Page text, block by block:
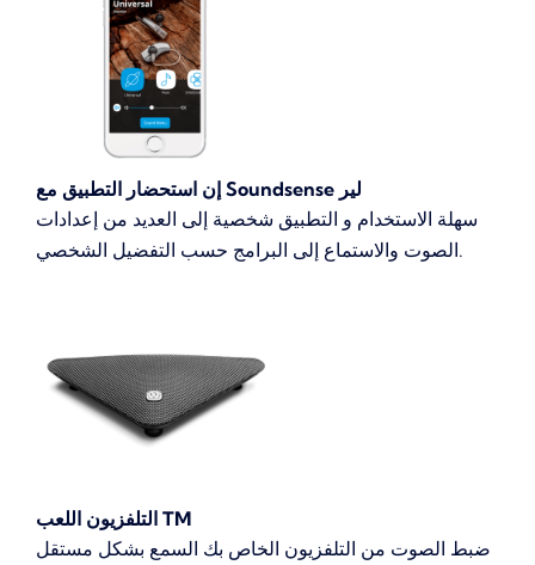
إن استحضار التطبيق مع Soundsense لير
سهلة الاستخدام و التطبيق شخصية إلى العديد من إعدادات
الصوت والاستماع إلى البرامج حسب التفضيل الشخصي.
التلفزيون اللعب TM
ضبط الصوت من التلفزيون الخاص بك السمع بشكل مستقل